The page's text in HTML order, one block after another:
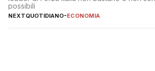
possibili
NEXTQUOTIDIANO-ECONOMIA